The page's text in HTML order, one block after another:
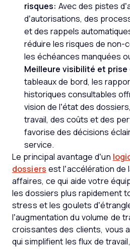
risques: Avec des pistes
d’autorisations, des
et des rappels
réduire les risques de non-
les échéances manquées
Meilleure visibilité et prise
tableaux de bord, les
historiques consultables
vision de l’état des
travail, des coûts et des
favorise des décisions
service.
Le principal avantage d’un
dossiers est l’accélération de
affaires, ce qui aide votre
les dossiers plus rapidement
stress et les goulets
l’augmentation du volume de
croissantes des clients, vous
qui simplifient les flux de